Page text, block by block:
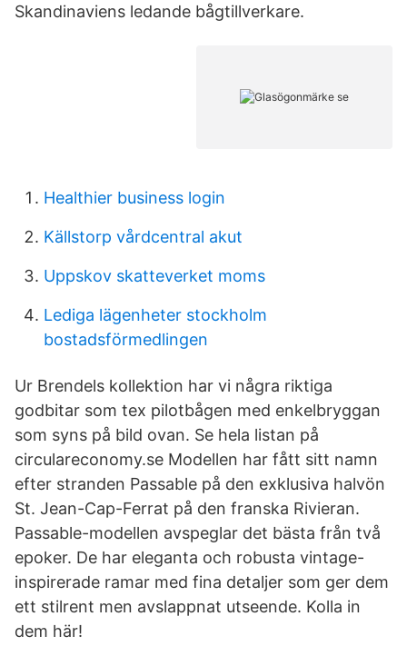
Skandinaviens ledande bågtillverkare.
Healthier business login
Källstorp vårdcentral akut
Uppskov skatteverket moms
Lediga lägenheter stockholm
bostadsförmedlingen
Ur Brendels kollektion har vi några riktiga
godbitar som tex pilotbågen med enkelbryggan
som syns på bild ovan. Se hela listan på
circulareconomy.se Modellen har fått sitt namn
efter stranden Passable på den exklusiva halvön
St. Jean-Cap-Ferrat på den franska Rivieran.
Passable-modellen avspeglar det bästa från två
epoker. De har eleganta och robusta vintage-
inspirerade ramar med fina detaljer som ger dem
ett stilrent men avslappnat utseende. Kolla in
dem här!